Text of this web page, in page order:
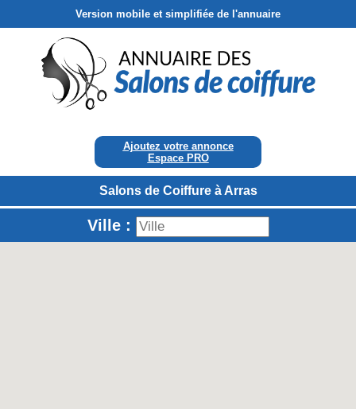
Version mobile et simplifiée de l'annuaire
Ajoutez votre annonce
Espace PRO
Salons de Coiffure à Arras
Ville :